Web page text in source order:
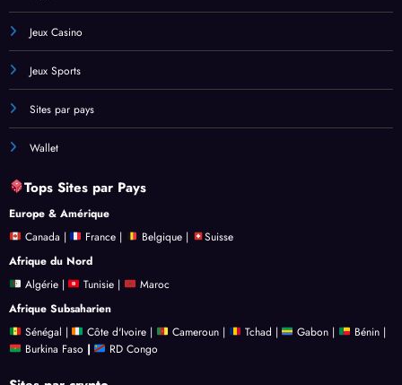
Jeux Casino
Jeux Sports
Sites par pays
Wallet
Tops Sites par Pays
Europe & Amérique
Canada | France | Belgique|
Suisse
Afrique du Nord
Algérie| Tunisie |
Maroc
Afrique Subsaharien
Sénégal | Côte d'Ivoire | Cameroun| Tchad | Gabon | Bénin|
Burkina Faso | RD Congo